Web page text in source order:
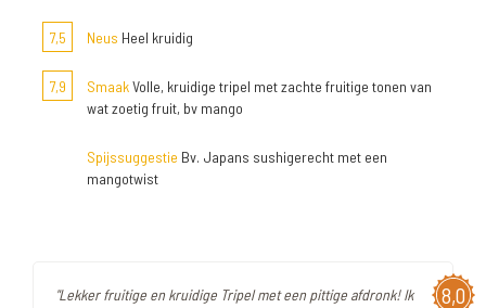
7,5 Neus Heel kruidig
7,9 SmaakVolle, kruidige tripel met zachte fruitige tonen van
wat zoetig fruit, bv mango
Spijssuggestie Bv. Japans sushigerecht met een
mangotwist
8,0
"Lekker fruitige en kruidige Tripel met een pittige afdronk! Ik